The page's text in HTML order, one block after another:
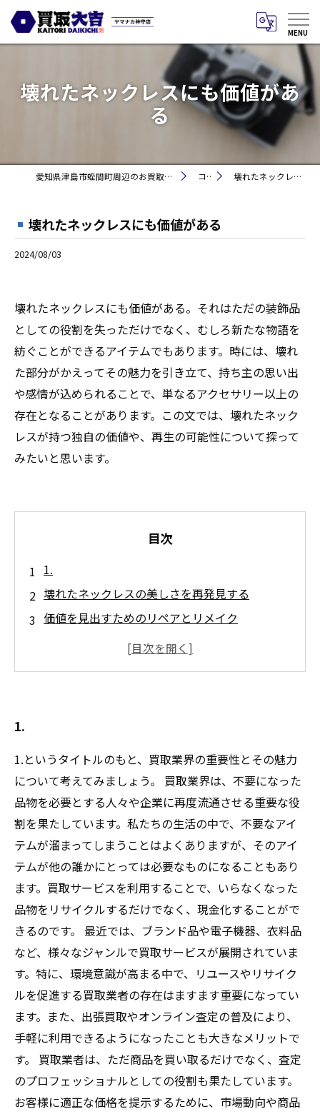
壊れたネックレスにも価値があ
る
愛知県津島市蛭間町周辺のお買取りなら買取大吉 ヤマナカ神守店 コラム 壊れたネックレスにも価値がある
壊れたネックレスにも価値がある
2024/08/03
壊れたネックレスにも価値がある。それはただの装飾品
としての役割を失っただけでなく、むしろ新たな物語を
紡ぐことができるアイテムでもあります。時には、壊れ
た部分がかえってその魅力を引き立て、持ち主の思い出
や感情が込められることで、単なるアクセサリー以上の
存在となることがあります。この文では、壊れたネック
レスが持つ独自の価値や、再生の可能性について探って
みたいと思います。
目次
1.
壊れたネックレスの美しさを再発見する
価値を見出すためのリペアとリメイク
壊れたジュエリーの歴史とその魅力
1.
1.というタイトルのもと、買取業界の重要性とその魅力
について考えてみましょう。 買取業界は、不要になった
品物を必要とする人々や企業に再度流通させる重要な役
割を果たしています。私たちの生活の中で、不要なアイ
テムが溜まってしまうことはよくありますが、そのアイ
テムが他の誰かにとっては必要なものになることもあり
ます。買取サービスを利用することで、いらなくなった
品物をリサイクルするだけでなく、現金化することがで
きるのです。 最近では、ブランド品や電子機器、衣料品
など、様々なジャンルで買取サービスが展開されていま
す。特に、環境意識が高まる中で、リユースやリサイク
ルを促進する買取業者の存在はますます重要になってい
ます。また、出張買取やオンライン査定の普及により、
手軽に利用できるようになったことも大きなメリットで
す。 買取業者は、ただ商品を買い取るだけでなく、査定
のプロフェッショナルとしての役割も果たしています。
お客様に適正な価格を提示するために、市場動向や商品